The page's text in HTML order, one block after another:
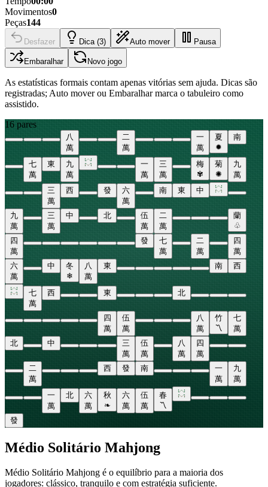
Movimentos0
Peças144
Desfazer Dica (3) Auto mover Pausa
Embaralhar Novo jogo
As estatísticas formais contam apenas vitórias sem ajuda. Dicas são
registradas; Auto mover ou Embaralhar marca o tabuleiro como
assistido.
16 pares
八
萬
二
萬
一
萬
夏
✹
南
七
萬
東
九
萬
一
萬
三
萬
梅
✾
菊
✺
九
萬
三
萬
西 發
六
萬
南 東 中
九
萬
三
萬
中 北
伍
萬
二
萬
蘭
♧
四
萬
發
七
萬
二
萬
四
萬
六
萬
中
冬
❄
八
萬
東 南 西
七
萬
西 東 北
四
萬
伍
萬
八
萬
竹
〽
七
萬
北
中
三
萬
伍
萬
八
萬
四
萬
二
萬
西 發 南
一
萬
九
萬
一
萬
北
六
萬
秋
❧
六
萬
伍
萬
春
〽
發
Médio Solitário Mahjong
Médio Solitário Mahjong é o equilíbrio para a maioria dos
jogadores: clássico, tranquilo e com estratégia suficiente.